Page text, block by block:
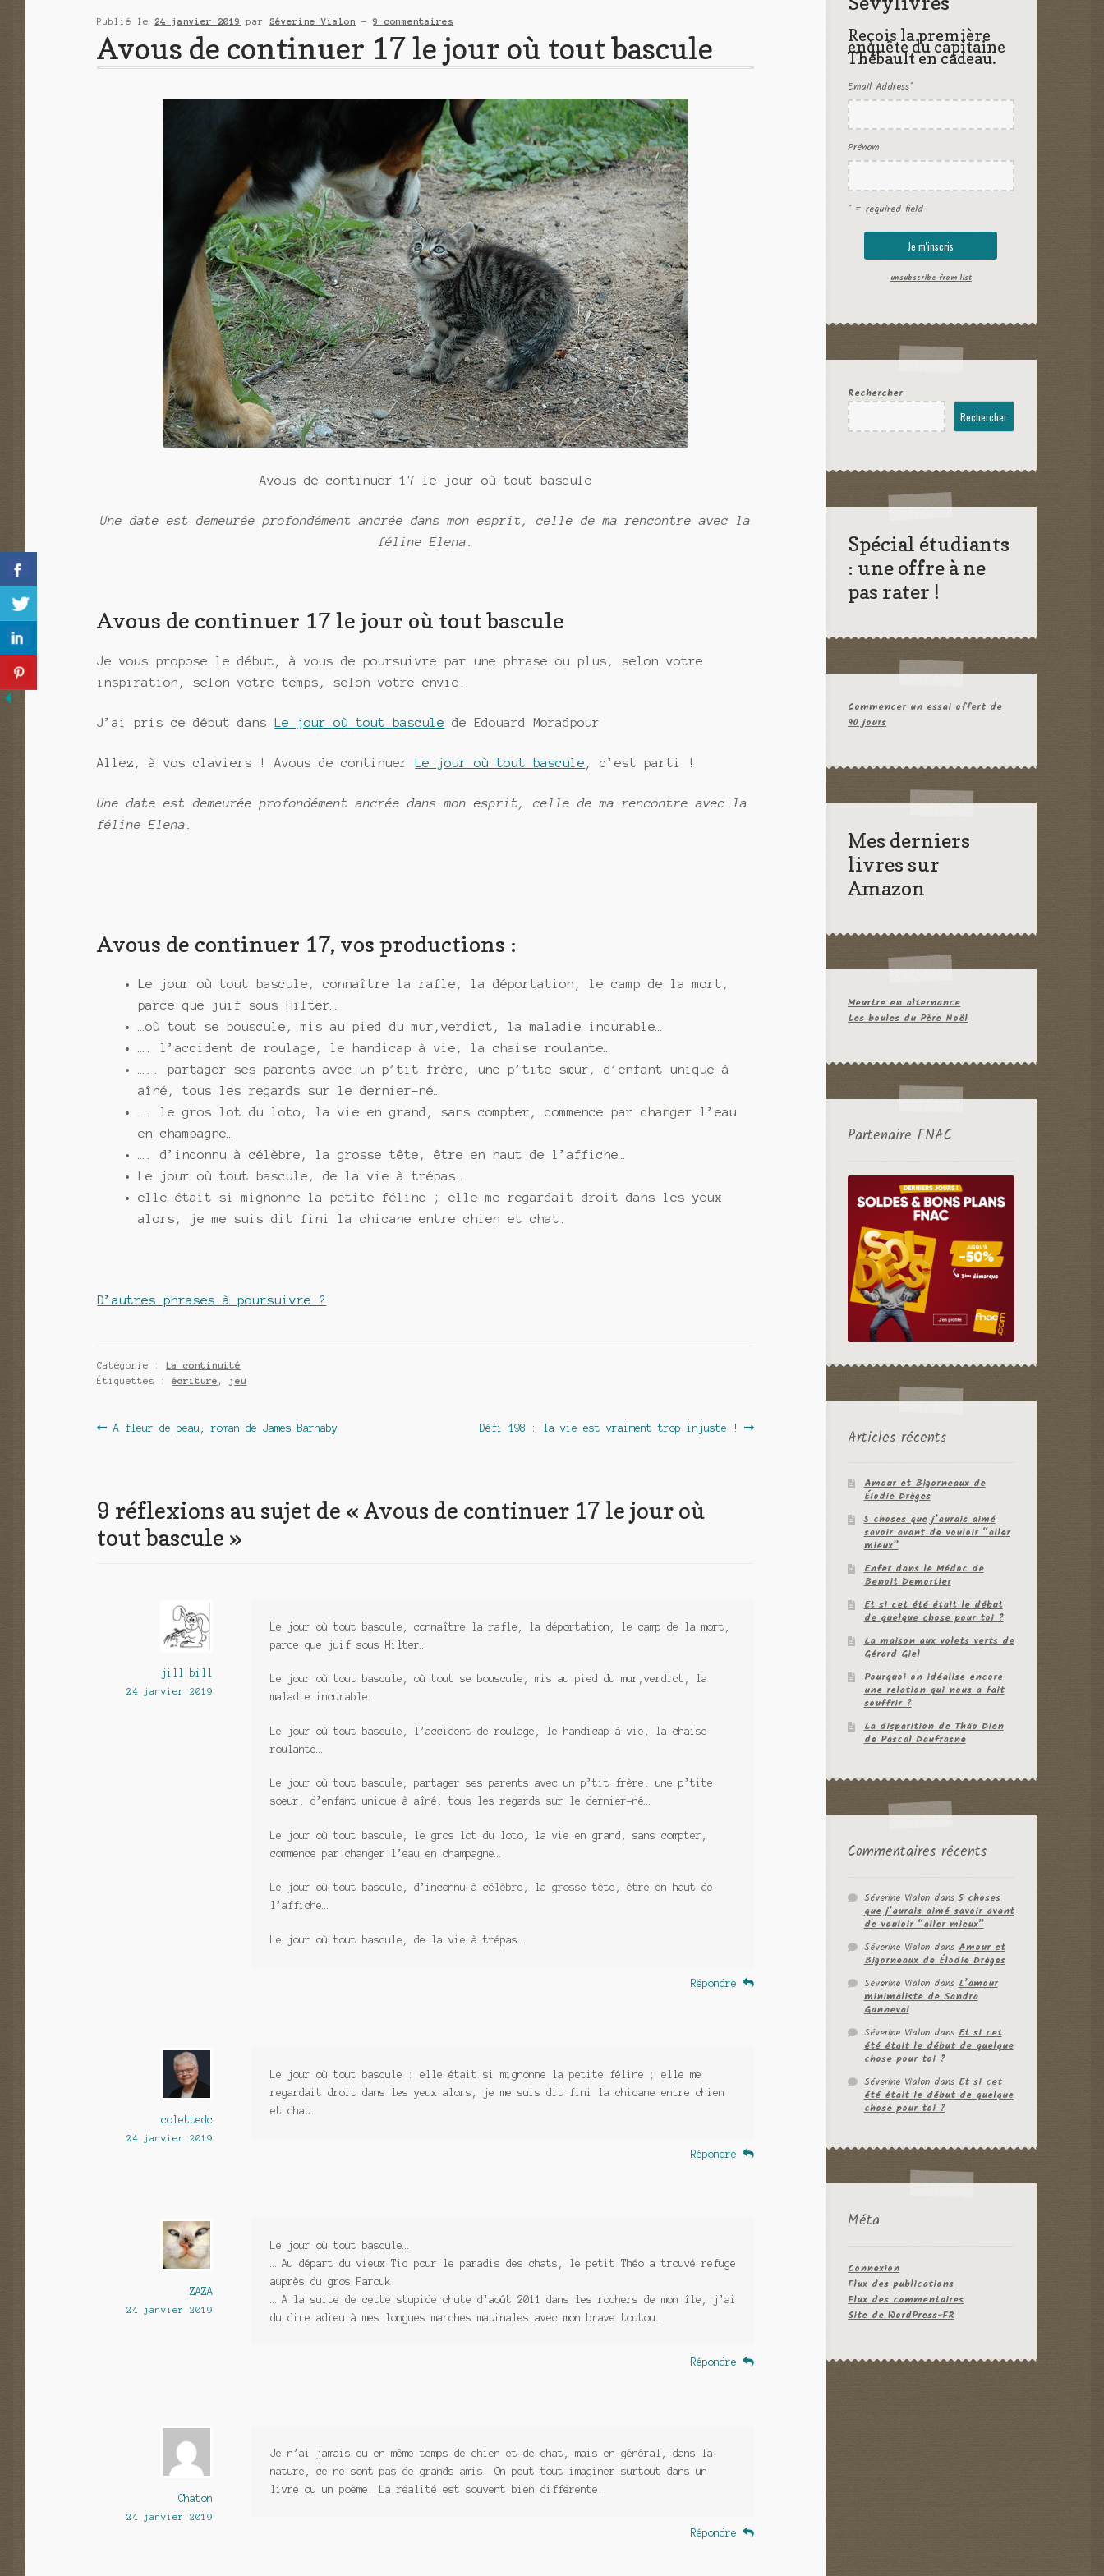
Publié le24 janvier 2019 parSéverine Vialon —9 commentaires
Avous de continuer 17 le jour où tout bascule
Avous de continuer 17 le jour où tout bascule
Une date est demeurée profondément ancrée dans mon esprit, celle de ma rencontre avec la
féline Elena.
Avous de continuer 17 le jour où tout bascule
Je vous propose le début, à vous de poursuivre par une phrase ou plus, selon votre
inspiration, selon votre temps, selon votre envie.
J’ai pris ce début dans Le jour où tout bascule de Edouard Moradpour
Allez, à vos claviers ! Avous de continuer Le jour où tout bascule , c’est parti !
Une date est demeurée profondément ancrée dans mon esprit, celle de ma rencontre avec la
féline Elena.
Avous de continuer 17, vos productions :
Le jour où tout bascule, connaître la rafle, la déportation, le camp de la mort,
parce que juif sous Hilter…
…où tout se bouscule, mis au pied du mur,verdict, la maladie incurable…
…. l’accident de roulage, le handicap à vie, la chaise roulante…
….. partager ses parents avec un p’tit frère, une p’tite sœur, d’enfant unique à
aîné, tous les regards sur le dernier-né…
…. le gros lot du loto, la vie en grand, sans compter, commence par changer l’eau
en champagne…
…. d’inconnu à célèbre, la grosse tête, être en haut de l’affiche…
Le jour où tout bascule, de la vie à trépas…
elle était si mignonne la petite féline ; elle me regardait droit dans les yeux
alors, je me suis dit fini la chicane entre chien et chat.
D’autres phrases à poursuivre ?
Catégorie :La continuité
Étiquettes :écriture , jeu
Navigation
Article
A fleur de peau, roman de James Barnaby
Article
Défi 198 : la vie est vraiment trop injuste !
9 réflexions au sujet de «Avous de continuer 17 le jour où
tout bascule »
jill bill
24 janvier 2019
Le jour où tout bascule, connaître la rafle, la déportation, le camp de la mort,
parce que juif sous Hilter…
Le jour où tout bascule, où tout se bouscule, mis au pied du mur,verdict, la
maladie incurable…
Le jour où tout bascule, l’accident de roulage, le handicap à vie, la chaise
roulante…
Le jour où tout bascule, partager ses parents avec un p’tit frère, une p’tite
soeur, d’enfant unique à aîné, tous les regards sur le dernier-né…
Le jour où tout bascule, le gros lot du loto, la vie en grand, sans compter,
commence par changer l’eau en champagne…
Le jour où tout bascule, d’inconnu à célèbre, la grosse tête, être en haut de
l’affiche…
Le jour où tout bascule, de la vie à trépas…
Répondre
colettedc
24 janvier 2019
Le jour où tout bascule : elle était si mignonne la petite féline ; elle me
regardait droit dans les yeux alors, je me suis dit fini la chicane entre chien
et chat.
Répondre
ZAZA
24 janvier 2019
Le jour où tout bascule…
… Au départ du vieux Tic pour le paradis des chats, le petit Théo a trouvé refuge
auprès du gros Farouk.
… A la suite de cette stupide chute d’août 2011 dans les rochers de mon île, j’ai
du dire adieu à mes longues marches matinales avec mon brave toutou.
Répondre
Chaton
24 janvier 2019
Je n’ai jamais eu en même temps de chien et de chat, mais en général, dans la
nature, ce ne sont pas de grands amis. On peut tout imaginer surtout dans un
livre ou un poème. La réalité est souvent bien différente.
Répondre
Reçois la première
enquête du capitaine
Thébault en cadeau.
Email Address*
Prénom
* = required field
unsubscribe from list
Rechercher
Rechercher
Spécial étudiants
: une offre à ne
pas rater !
Commencer un essai offert de
90 jours
Mes derniers
livres sur
Amazon
Meurtre en alternance
Les boules du Père Noël
Partenaire FNAC
Articles récents
Amour et Bigorneaux de
Élodie Drèges
5 choses que j’aurais aimé
savoir avant de vouloir “aller
mieux”
Enfer dans le Médoc de
Benoit Demortier
Et si cet été était le début
de quelque chose pour toi ?
La maison aux volets verts de
Gérard Giel
Pourquoi on idéalise encore
une relation qui nous a fait
souffrir ?
La disparition de Thâo Dien
de Pascal Daufrasne
Commentaires récents
Séverine Vialondans5 choses
que j’aurais aimé savoir avant
de vouloir “aller mieux”
Séverine VialondansAmour et
Bigorneaux de Élodie Drèges
Séverine VialondansL’amour
minimaliste de Sandra
Ganneval
Séverine VialondansEt si cet
été était le début de quelque
chose pour toi ?
Séverine VialondansEt si cet
été était le début de quelque
chose pour toi ?
Méta
Connexion
Flux des publications
Flux des commentaires
Site de WordPress-FR